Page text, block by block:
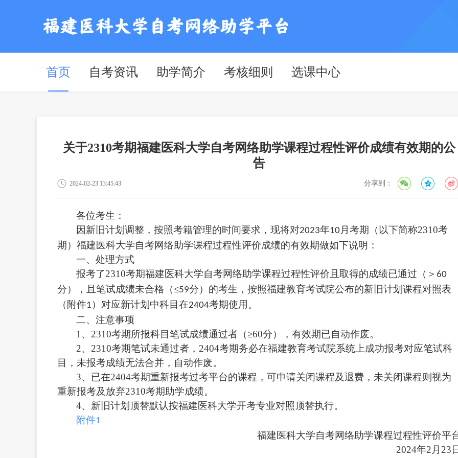
首页 自考资讯 助学简介 考核细则 选课中心
关于2310考期福建医科大学自考网络助学课程过程性评价成绩有效期的公
告
2024-02-23 13:45:43 分享到：
各位考生：
因新旧计划调整，按照考籍管理的时间要求，现将对2023年10 月考期（以下简称2310考
期 ）福建医科大学自考网络助学课程过程性评价成绩的有效期做如下说明：
一、处理方式
报考了2310考期福建医科大学自考网络助学课程过程性评价且取得的成绩已通过（＞60
分），且笔试成绩未合格（≤59分）的考生，按照福建教育考试院公布的新旧计划课程对照表
（附件1 ）对应新计划中科目在2404考期使用。
二、注意事项
1、 2310考期所报科目笔试成绩通过者（≥60分），有效期已自动作废。
2、 2310考期笔试未通过者，2404考期务必在福建教育考试院系统上成功报考对应笔试科
目，未报考成绩无法合并，自动作废。
3、 已在2404考期重新报考过考平台的课程 ，可申请关闭课程及退费，未关闭课程则视为
重新报考及放弃2310考期助学成绩。
4、 新旧计划顶替默认按福建医科大学开考专业对照顶替执行。
附件1
福建医科大学自考网络助学课程过程性评价平
2024年2月23